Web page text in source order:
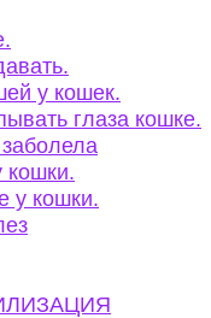
у кошек.
глаза кошке.
кошки.
у кошки.